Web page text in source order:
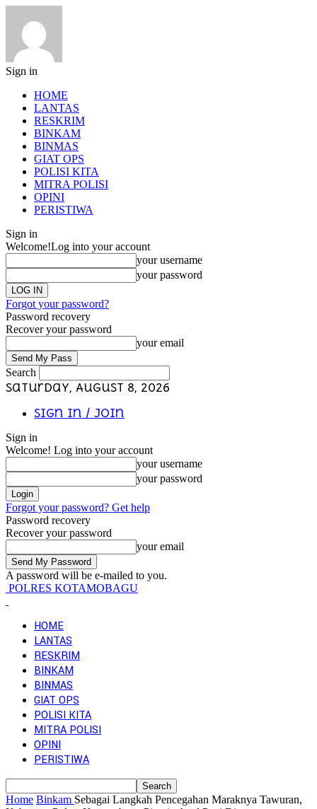
Sign in
HOME
LANTAS
RESKRIM
BINKAM
BINMAS
GIAT OPS
POLISI KITA
MITRA POLISI
OPINI
PERISTIWA
Sign in
Welcome!Log into your account
your username
your password
Forgot your password?
Password recovery
Recover your password
your email
Search
Saturday, August 8, 2026
Sign in / Join
Sign in
Welcome! Log into your account
your username
your password
Forgot your password? Get help
Password recovery
Recover your password
your email
A password will be e-mailed to you.
POLRES KOTAMOBAGU
HOME
LANTAS
RESKRIM
BINKAM
BINMAS
GIAT OPS
POLISI KITA
MITRA POLISI
OPINI
PERISTIWA
Home Binkam Sebagai Langkah Pencegahan Maraknya Tawuran,